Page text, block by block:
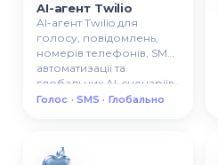
AI-агент Twilio
AI-агент Twilio для
голосу, повідомлень,
номерів телефонів, SMS-
автоматизації та
глобальних AI-сценаріїв
комунікації.
Голос · SMS · Глобально